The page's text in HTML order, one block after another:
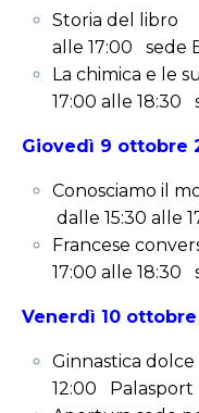
Storia del libro
alle 17:00 sede
La chimica e
17:00 alle 18:30
Giovedì 9 ottobre
Conosciamo il
dalle 15:30 alle
Francese
17:00 alle 18:30
Venerdì 10 ottobre
Ginnastica
12:00 Palasport